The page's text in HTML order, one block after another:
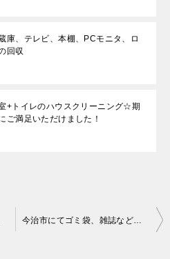
庫、テレビ、本棚、PCモニタ、ロ
回収
室+トイレのハウスクリーニング☆期
ご満足いただけました！
今治市にてゴミ袋、雑誌などの回収処分 お客様の声